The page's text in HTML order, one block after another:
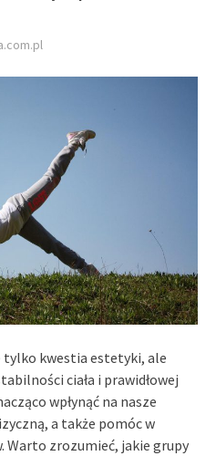
tylko kwestia estetyki, ale
ciała i prawidłowej
wpłynąć na nasze
a także pomóc w
Warto zrozumieć, jakie grupy